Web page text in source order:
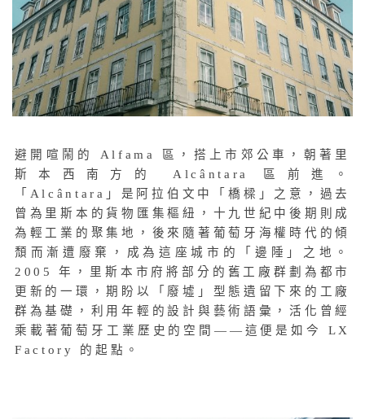
避開喧鬧的 Alfama 區，搭上市郊公車，朝著里
斯本西南方的 Alcântara 區前進。
「Alcântara」是阿拉伯文中「橋樑」之意，過去
曾為里斯本的貨物匯集樞紐，十九世紀中後期則成
為輕工業的聚集地，後來隨著葡萄牙海權時代的傾
頹而漸遭廢棄，成為這座城市的「邊陲」之地。
2005 年，里斯本市府將部分的舊工廠群劃為都市
更新的一環，期盼以「廢墟」型態遺留下來的工廠
群為基礎，利用年輕的設計與藝術語彙，活化曾經
乘載著葡萄牙工業歷史的空間——這便是如今 LX
Factory 的起點。